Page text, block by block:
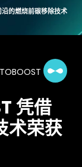
的燃烧前碳移除技术荣
凭借
术荣获